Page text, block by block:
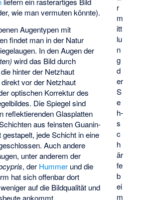
r
m
itt
lu
n
g
d
er
S
e
h­
s
c
h
är
fe
b
ei
m
wie man vermuten könnte).
Augentypen mit
findet man in der Natur
In den Augen der
wird das Bild durch
hinter der Netzhaut
vor der Netzhaut
optischen Korrektur des
Die Spiegel sind
reflektierenden Glasplatten
aus feinsten Guanin-
gestapelt, jede Schicht in eine
Auch andere
unter anderem der
, der Hummer und die
hat sich offenbar dort
auf die Bildqualität und